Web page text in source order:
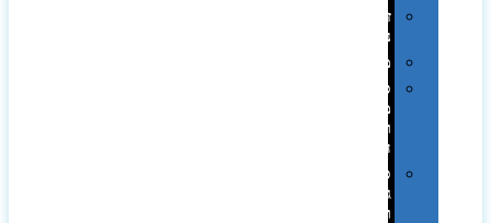
זכרונות
ניידים
מפצלים
סביבת
מחשב
וציוד
היקפי
סוללות
גיבוי
ומטענים